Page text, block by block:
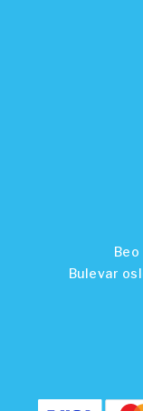
Bulevar